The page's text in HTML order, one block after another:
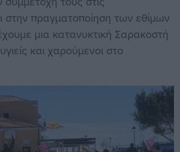
στην πραγματοποίηση των εθίμων
μια κατανυκτική Σαρακοστή
και χαρούμενοι στο